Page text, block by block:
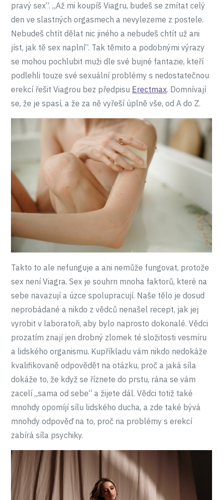
pravý sex“. „Až mi koupíš Viagru, budeš se zmítat celý
den ve slastných orgasmech a nevylezeme z postele.
Nebudeš chtít dělat nic jiného a nebudeš chtít už ani
jíst, jak tě sex naplní“. Tak těmito a podobnými výrazy
se mohou pochlubit muži dle své bujné fantazie, kteří
podlehli touze své sexuální problémy s nedostatečnou
erekcí řešit Viagrou bez předpisu Erectmax. Domnívají
se, že je spasí, a že za ně vyřeší úplně vše, od A do Z.
Takto to ale nefunguje a ani nemůže fungovat, protože
sex není Viagra. Sex je souhrn mnoha faktorů, které na
sebe navazují a úzce spolupracují. Naše tělo je dosud
neprobádané a nikdo z vědců nenašel recept, jak jej
vyrobit v laboratoři, aby bylo naprosto dokonalé. Vědci
prozatím znají jen drobný zlomek té složitosti vesmíru
a lidského organismu. Kupříkladu vám nikdo nedokáže
kvalifikovaně odpovědět na otázku, proč a jaká síla
dokáže to, že když se říznete do prstu, rána se vám
zacelí „sama od sebe“ a žijete dál. Vědci totiž také
mnohdy opomíjí sílu lidského ducha, a zde také bývá
mnohdy odpověď na to, proč na problémy s erekcí
zabírá síla psychiky.